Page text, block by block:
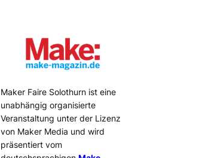
Maker Faire Solothurn ist eine
unabhängig organisierte
Veranstaltung unter der Lizenz
von Maker Media und wird
präsentiert vom